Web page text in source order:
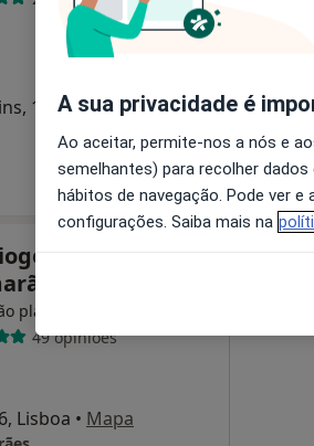
1B, Lisboa •Mapa
desde 120 €
Andrade
plástico, Médico estético
49 opiniões
Lisboa • Mapa
A sua privacidade é
Ao aceitar, permite-nos a nós e
semelhantes) para recolher
hábitos de navegação. Pode ver
configurações. Saiba mais na